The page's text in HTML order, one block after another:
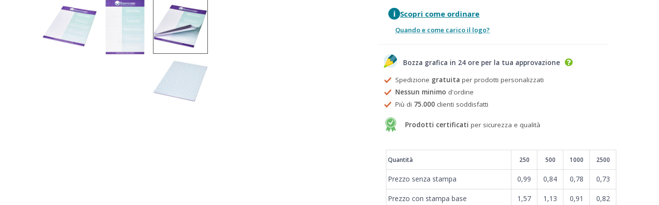
i Scopri come ordinare
Quando e come carico il logo?
Bozza grafica in 24 ore per la tua approvazione
Spedizione gratuita per prodotti personalizzati
Nessun minimo d'ordine
Più di 75.000 clienti soddisfatti
Prodotti certificati per sicurezza e qualità
Prezzi
Quantità 250 500 1000 2500
Prezzo senza stampa 0,99 0,84 0,78 0,73
Prezzo con stampa base 1,57 1,13 0,91 0,82